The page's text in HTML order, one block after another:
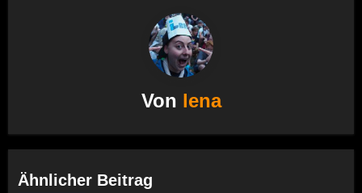
Von lena
Ähnlicher Beitrag